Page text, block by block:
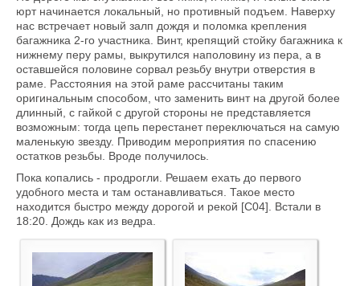
юрт начинается локальный, но противный подъем. Наверху
нас встречает новый залп дождя и поломка крепления
багажника 2-го участника. Винт, крепящий стойку багажника к
нижнему перу рамы, выкрутился наполовину из пера, а в
оставшейся половине сорвал резьбу внутри отверстия в
раме. Расстояния на этой раме рассчитаны таким
оригинальным способом, что заменить винт на другой более
длинный, с гайкой с другой стороны не представляется
возможным: тогда цепь перестанет переключаться на самую
маленькую звезду. Приводим мероприятия по спасению
остатков резьбы. Вроде получилось.
Пока копались - продрогли. Решаем ехать до первого
удобного места и там останавливаться. Такое место
находится быстро между дорогой и рекой [C04]. Встали в
18:20. Дождь как из ведра.